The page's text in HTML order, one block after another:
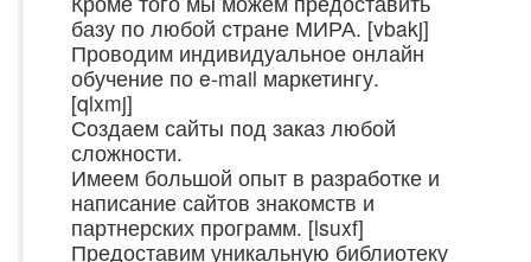
базу по любой стране МИРА. [vbakj]
Проводим индивидуальное онлайн
обучение по e-mail маркетингу.
[qlxmj]
Создаем сайты под заказ любой
сложности.
Имеем большой опыт в разработке и
написание сайтов знакомств и
партнерских программ. [lsuxf]
Предоставим уникальную библиотеку